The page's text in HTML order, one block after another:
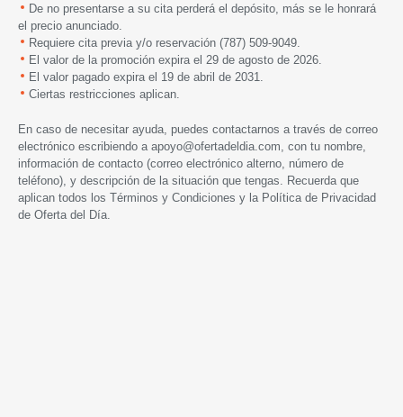
De no presentarse a su cita perderá el depósito, más se le honrará
el precio anunciado.
Requiere cita previa y/o reservación (787) 509-9049.
El valor de la promoción expira el 29 de agosto de 2026.
El valor pagado expira el 19 de abril de 2031.
Ciertas restricciones aplican.
En caso de necesitar ayuda, puedes contactarnos a través de correo
electrónico escribiendo a apoyo@ofertadeldia.com , con tu nombre,
información de contacto (correo electrónico alterno, número de
teléfono), y descripción de la situación que tengas. Recuerda que
aplican todos los Términos y Condiciones y la Política de Privacidad
de Oferta del Día.